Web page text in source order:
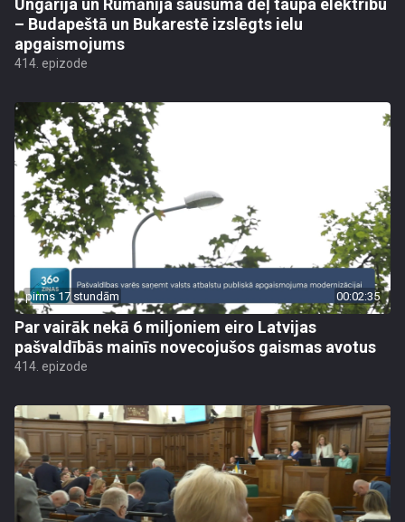
Ungārija un Rumānija sausuma dēļ taupa elektrību
– Budapeštā un Bukarestē izslēgts ielu
apgaismojums
414. epizode
pirms 17 stundām 00:02:35
Par vairāk nekā 6 miljoniem eiro Latvijas
pašvaldībās mainīs novecojušos gaismas avotus
414. epizode